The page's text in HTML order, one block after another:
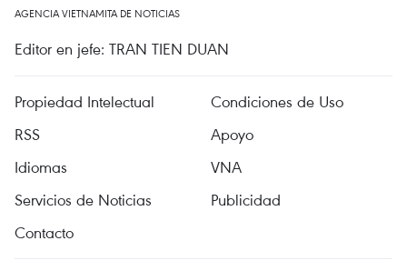
AGENCIA VIETNAMITA DE NOTICIAS
Editor en jefe: TRAN TIEN DUAN
Propiedad Intelectual
Condiciones de Uso
RSS
Apoyo
Idiomas
VNA
Servicios de Noticias
Publicidad
Contacto